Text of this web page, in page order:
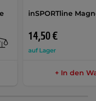
inSPORTline
14,50 €
auf Lager
+ In den